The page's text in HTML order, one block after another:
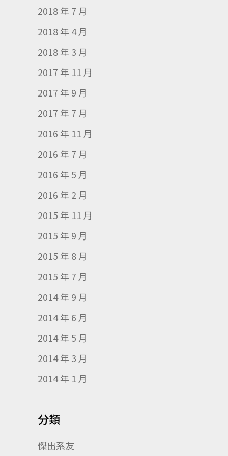
2018 年 7 月
2018 年 4 月
2018 年 3 月
2017 年 11 月
2017 年 9 月
2017 年 7 月
2016 年 11 月
2016 年 7 月
2016 年 5 月
2016 年 2 月
2015 年 11 月
2015 年 9 月
2015 年 8 月
2015 年 7 月
2014 年 9 月
2014 年 6 月
2014 年 5 月
2014 年 3 月
2014 年 1 月
分類
傑出系友